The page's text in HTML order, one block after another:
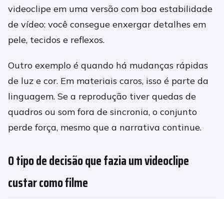
videoclipe em uma versão com boa estabilidade
de vídeo: você consegue enxergar detalhes em
pele, tecidos e reflexos.
Outro exemplo é quando há mudanças rápidas
de luz e cor. Em materiais caros, isso é parte da
linguagem. Se a reprodução tiver quedas de
quadros ou som fora de sincronia, o conjunto
perde força, mesmo que a narrativa continue.
O tipo de decisão que fazia um videoclipe
custar como filme